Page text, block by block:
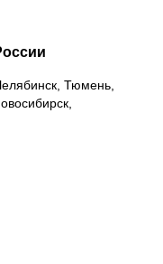
Тюмень,